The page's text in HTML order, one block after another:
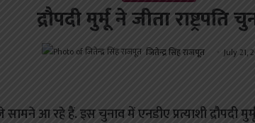
द्रौपदी मुर्मू ने जीता राष्ट्रपति
जितेन्द्र सिंह राजपूत July 21,
आ रहे हैं. इस चुनाव में एनडीए प्रत्याशी द्रौपदी